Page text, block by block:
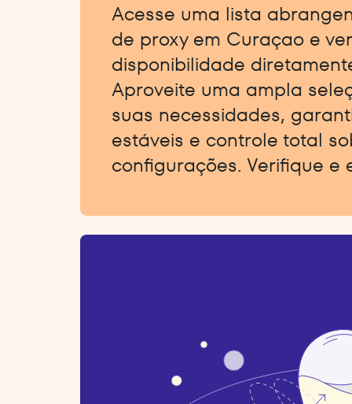
Acesse uma lista
de proxy em Curaçao e
disponibilidade
Aproveite uma ampla
suas necessidades,
estáveis e controle total
configurações. Verifique e